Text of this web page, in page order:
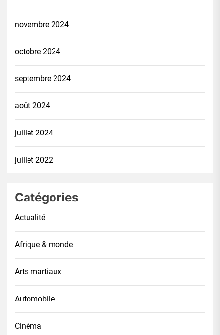
novembre 2024
octobre 2024
septembre 2024
août 2024
juillet 2024
juillet 2022
Catégories
Actualité
Afrique & monde
Arts martiaux
Automobile
Cinéma